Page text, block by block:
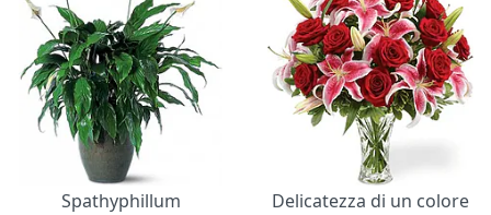
Spathyphillum
Delicatezza di un colore